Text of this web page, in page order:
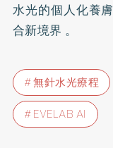
水光的個人化養
合新境界 。
無針水光療程
EVELAB AI